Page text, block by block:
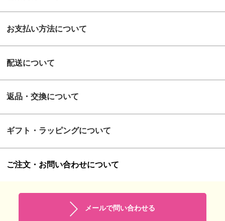
お支払い方法について
配送について
返品・交換について
ギフト・ラッピングについて
ご注文・お問い合わせについて
メールで問い合わせる